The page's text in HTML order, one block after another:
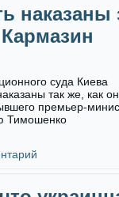
наказаны
суда Киева
так же, как
премьер-
Тимошенко